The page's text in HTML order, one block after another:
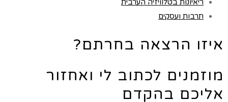
ריאיונות בטלוויזיה הערבית
תרבות ועסקים
איזו הרצאה בחרתם?
מוזמנים לכתוב לי ואחזור
אליכם בהקדם